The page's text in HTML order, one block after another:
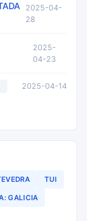
2025-04-
28
2025-
04-23
2025-04-14
TUI
GALICIA